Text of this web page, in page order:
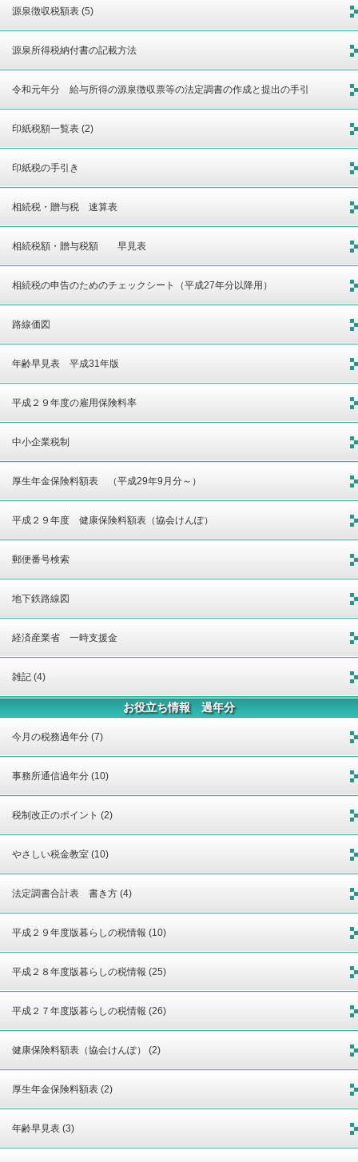
源泉徴収税額表 (5)
源泉所得税納付書の記載方法
令和元年分 給与所得の源泉徴収票等の法定調書の作成と提出の手引
印紙税額一覧表 (2)
印紙税の手引き
相続税・贈与税 速算表
相続税額・贈与税額 早見表
相続税の申告のためのチェックシート（平成27年分以降用）
路線価図
年齢早見表 平成31年版
平成２９年度の雇用保険料率
中小企業税制
厚生年金保険料額表 （平成29年9月分～）
平成２９年度 健康保険料額表（協会けんぽ）
郵便番号検索
地下鉄路線図
経済産業省 一時支援金
雑記 (4)
お役立ち情報 過年分
今月の税務過年分 (7)
事務所通信過年分 (10)
税制改正のポイント (2)
やさしい税金教室 (10)
法定調書合計表 書き方 (4)
平成２９年度版暮らしの税情報 (10)
平成２８年度版暮らしの税情報 (25)
平成２７年度版暮らしの税情報 (26)
健康保険料額表（協会けんぽ） (2)
厚生年金保険料額表 (2)
年齢早見表 (3)